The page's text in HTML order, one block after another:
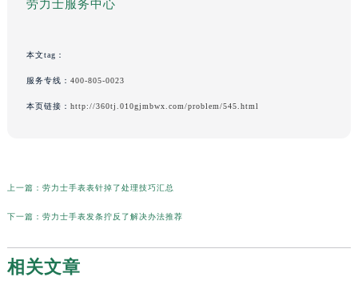
劳力士服务中心
本文tag：
服务专线： 400-805-0023
本页链接： http://360tj.010gjmbwx.com/problem/545.html
上一篇： 劳力士手表表针掉了处理技巧汇总
下一篇： 劳力士手表发条拧反了解决办法推荐
相关文章